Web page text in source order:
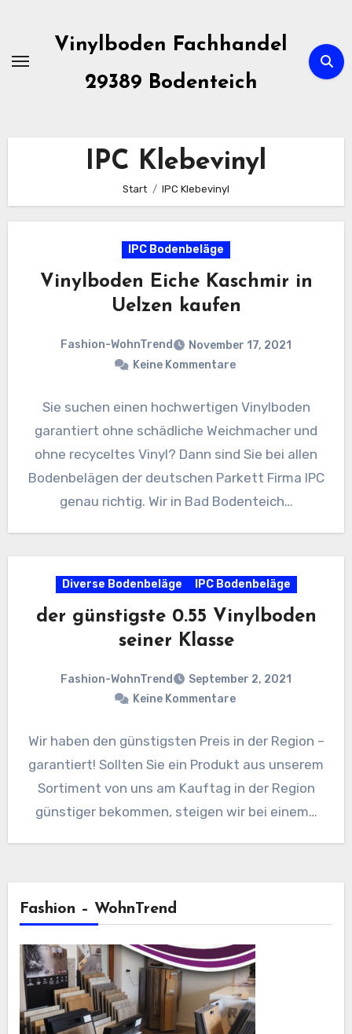
springen
Vinylboden Fachhandel
29389 Bodenteich
IPC Klebevinyl
Start IPC Klebevinyl
IPC Bodenbeläge
Vinylboden Eiche Kaschmir in
Uelzen kaufen
Fashion-WohnTrend
November 17, 2021
Keine Kommentare
Sie suchen einen hochwertigen Vinylboden
garantiert ohne schädliche Weichmacher und
ohne recyceltes Vinyl? Dann sind Sie bei allen
Bodenbelägen der deutschen Parkett Firma IPC
genau richtig. Wir in Bad Bodenteich…
Diverse Bodenbeläge IPC Bodenbeläge
der günstigste 0.55 Vinylboden
seiner Klasse
Fashion-WohnTrend
September 2, 2021
Keine Kommentare
Wir haben den günstigsten Preis in der Region –
garantiert! Sollten Sie ein Produkt aus unserem
Sortiment von uns am Kauftag in der Region
günstiger bekommen, steigen wir bei einem…
Fashion – WohnTrend